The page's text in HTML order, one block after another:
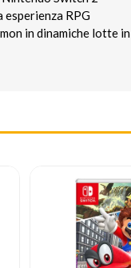
RPG
in dinamiche lotte in